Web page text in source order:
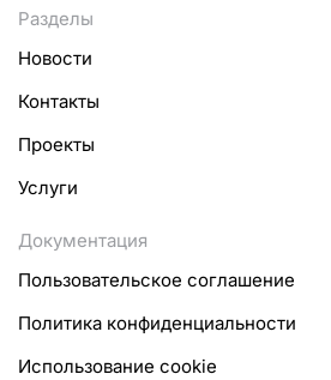
Разделы
Новости
Контакты
Проекты
Услуги
Документация
Пользовательское соглашение
Политика конфиденциальности
Использование cookie